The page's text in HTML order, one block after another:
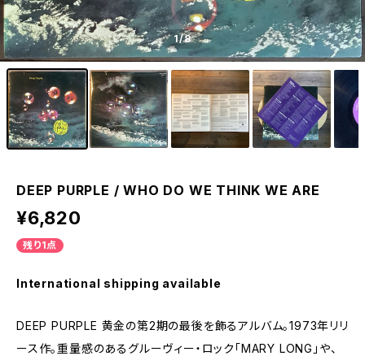
1/8
DEEP PURPLE / WHO DO WE THINK WE ARE
¥6,820
残り1点
International shipping available
DEEP PURPLE 黄金の第2期の最後を飾るアルバム。1973年リリ
ース作。重量感のあるグルーヴィー・ロック「MARY LONG」や、